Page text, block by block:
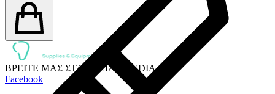
ΒΡΕΙΤΕ ΜΑΣ ΣΤΑ SOCIAL MEDIA:
Facebook